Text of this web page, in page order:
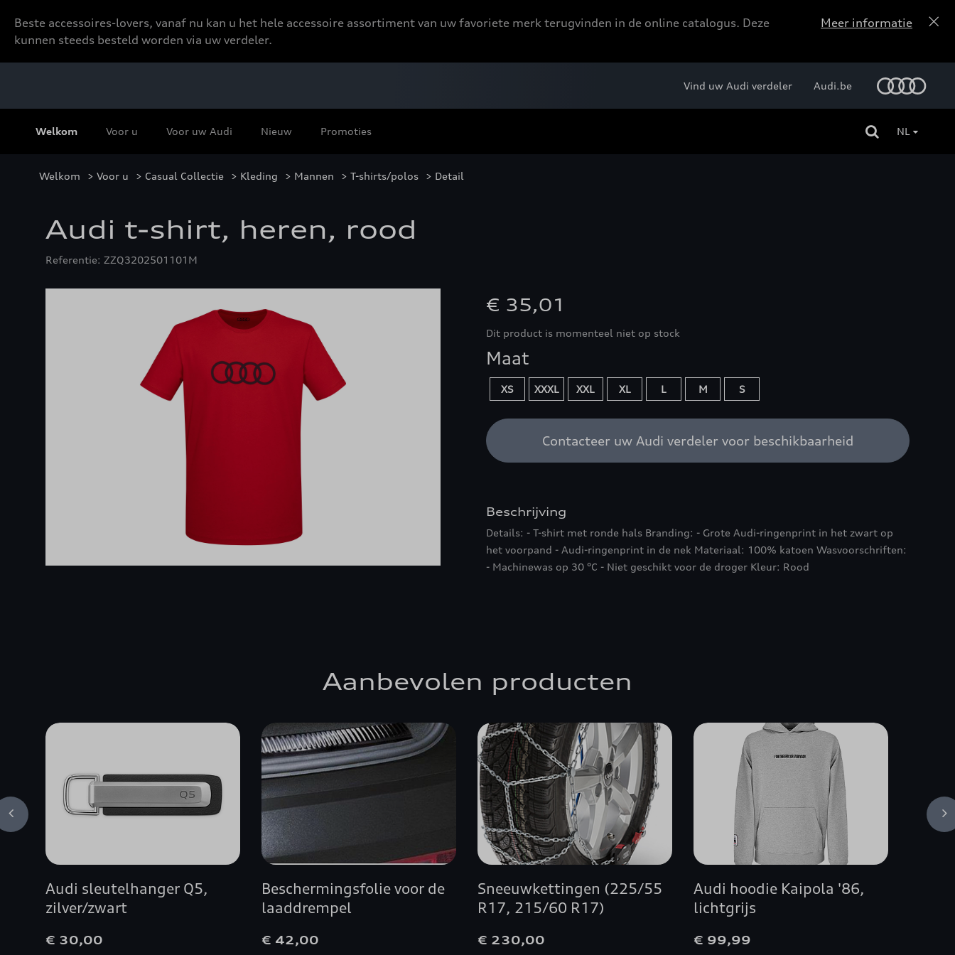
Beste accessoires-lovers, vanaf nu kan u het hele accessoire assortiment van uw favoriete merk terugvinden in de online catalogus. Deze
kunnen steeds besteld worden via uw verdeler.
Meer informatie
Welkom Voor u Voor uw Audi Nieuw Promoties
Vind uw Audi verdeler Audi.be
NL
Welkom > Voor u > Casual Collectie > Kleding > Mannen > T-shirts/polos > Detail
Audi t-shirt, heren, rood
Referentie: ZZQ3202501101M
€ 35,01
Dit product is momenteel niet op stock
Maat
XS XXXL XXL XL L M S
Contacteer uw Audi verdeler voor beschikbaarheid
Beschrijving
Details: - T-shirt met ronde hals Branding: - Grote Audi-ringenprint in het zwart op
het voorpand - Audi-ringenprint in de nek Materiaal: 100% katoen Wasvoorschriften:
- Machinewas op 30 °C - Niet geschikt voor de droger Kleur: Rood
Aanbevolen producten
Audi sleutelhanger Q5,
zilver/zwart
€ 30,00
Beschermingsfolie voor de
laaddrempel
€ 42,00
Sneeuwkettingen (225/55
R17, 215/60 R17)
€ 230,00
Audi hoodie Kaipola '86,
lichtgrijs
€ 99,99